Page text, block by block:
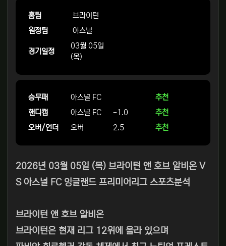
홈팀
브라이턴
원정팀
아스널
경기일정
03월 05일
(목)
승무패 아스널 FC
추천
핸디캡
아스널 FC -1.0
추천
오버/언더
오버 2.5 추천
2026년 03월 05일 (목) 브라이턴 앤 호브 알비온 V
S 아스널 FC 잉글랜드 프리미어리그 스포츠분석
브라이턴 앤 호브 알비온
브라이턴은 현재 리그 12위에 올라 있으며